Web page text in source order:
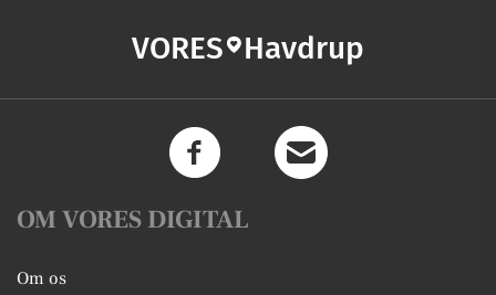
VORES Havdrup
OM VORES DIGITAL
Om os